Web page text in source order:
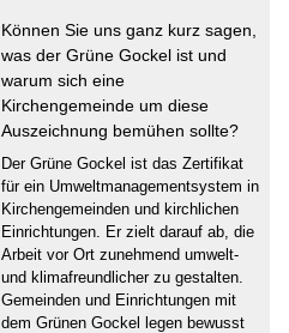
Können Sie uns ganz kurz sagen,
was der Grüne Gockel ist und
warum sich eine
Kirchengemeinde um diese
Auszeichnung bemühen sollte?
Der Grüne Gockel ist das Zertifikat
für ein Umweltmanagementsystem in
Kirchengemeinden und kirchlichen
Einrichtungen. Er zielt darauf ab, die
Arbeit vor Ort zunehmend umwelt-
und klimafreundlicher zu gestalten.
Gemeinden und Einrichtungen mit
dem Grünen Gockel legen bewusst